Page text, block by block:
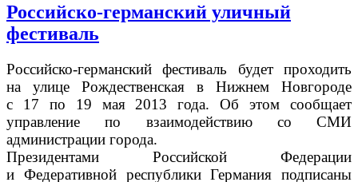
Российско-германский уличный
фестиваль
Российско-германский фестиваль будет проходить
на улице Рождественская в Нижнем Новгороде
с 17 по 19 мая 2013 года. Об этом сообщает
управление по взаимодействию со СМИ
администрации города.
Президентами Российской Федерации
и Федеративной республики Германия подписаны